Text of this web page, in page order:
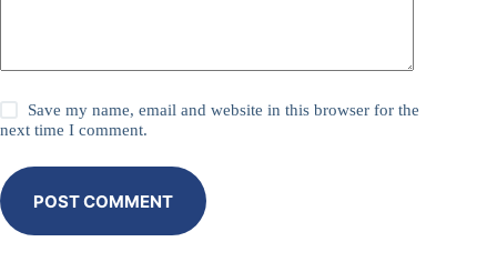
Save my name, email and website in this browser for the
next time I comment.
POST COMMENT